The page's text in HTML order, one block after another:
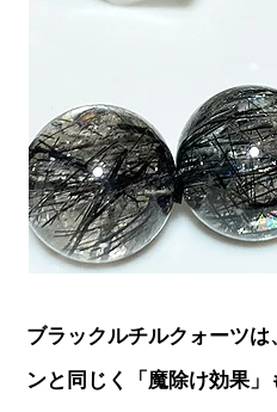
ブラックルチルクォーツ
ンと同じく「魔除け効果